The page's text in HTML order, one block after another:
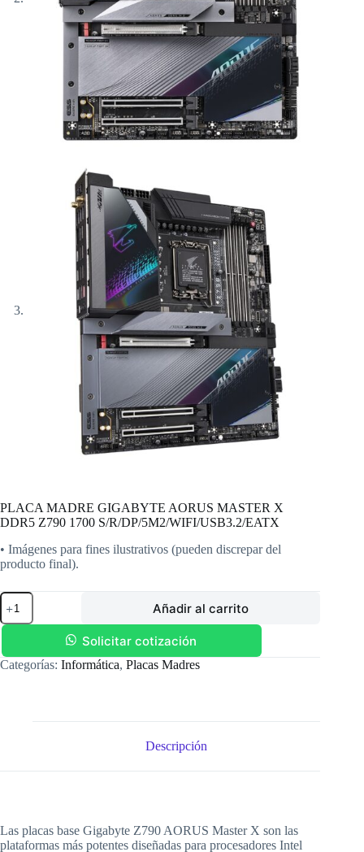
PLACA MADRE GIGABYTE AORUS MASTER X
DDR5 Z790 1700 S/R/DP/5M2/WIFI/USB3.2/EATX
• Imágenes para fines ilustrativos (pueden discrepar del
producto final).
PLACA
MADRE
GIGABYTE
MASTER
X
S/R/DP/5M2/WIFI/USB3.2/EATX
Añadir al carrito
Solicitar cotización
Categorías: Informática, Placas Madres
Descripción
Las placas base Gigabyte Z790 AORUS Master X son las
plataformas más potentes diseñadas para procesadores Intel